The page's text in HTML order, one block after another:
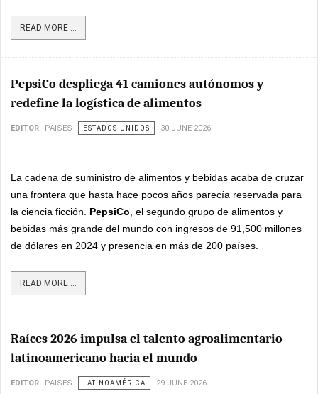
READ MORE ...
PepsiCo despliega 41 camiones autónomos y
redefine la logística de alimentos
EDITOR PAISES ESTADOS UNIDOS 30 JUNE 2026
La cadena de suministro de alimentos y bebidas acaba de cruzar
una frontera que hasta hace pocos años parecía reservada para
la ciencia ficción. PepsiCo , el segundo grupo de alimentos y
bebidas más grande del mundo con ingresos de 91,500 millones
de dólares en 2024 y presencia en más de 200 países.
READ MORE ...
Raíces 2026 impulsa el talento agroalimentario
latinoamericano hacia el mundo
EDITOR PAISES LATINOAMÉRICA 29 JUNE 2026